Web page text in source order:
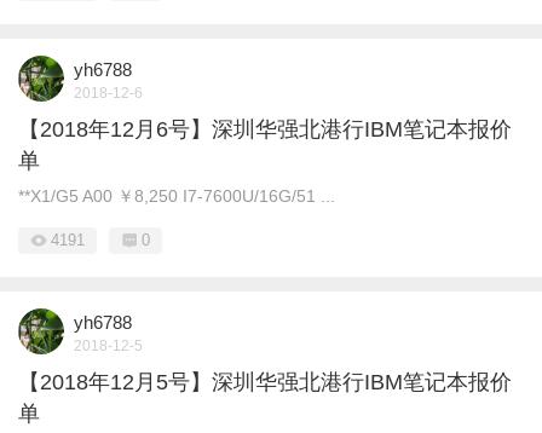
yh6788
2018-12-6
【2018年12月6号】深圳华强北港行IBM笔记本报价
单
**X1/G5 A00 ￥8,250 I7-7600U/16G/51 ...
4191 0
yh6788
2018-12-5
【2018年12月5号】深圳华强北港行IBM笔记本报价
单